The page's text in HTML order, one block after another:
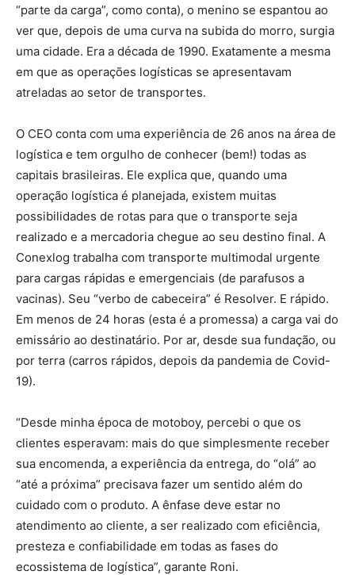
“parte da carga”, como conta), o menino se espantou ao
ver que, depois de uma curva na subida do morro, surgia
uma cidade. Era a década de 1990. Exatamente a mesma
em que as operações logísticas se apresentavam
atreladas ao setor de transportes.
O CEO conta com uma experiência de 26 anos na área de
logística e tem orgulho de conhecer (bem!) todas as
capitais brasileiras. Ele explica que, quando uma
operação logística é planejada, existem muitas
possibilidades de rotas para que o transporte seja
realizado e a mercadoria chegue ao seu destino final. A
Conexlog trabalha com transporte multimodal urgente
para cargas rápidas e emergenciais (de parafusos a
vacinas). Seu “verbo de cabeceira” é Resolver. E rápido.
Em menos de 24 horas (esta é a promessa) a carga vai do
emissário ao destinatário. Por ar, desde sua fundação, ou
por terra (carros rápidos, depois da pandemia de Covid-
19).
“Desde minha época de motoboy, percebi o que os
clientes esperavam: mais do que simplesmente receber
sua encomenda, a experiência da entrega, do “olá” ao
“até a próxima” precisava fazer um sentido além do
cuidado com o produto. A ênfase deve estar no
atendimento ao cliente, a ser realizado com eficiência,
presteza e confiabilidade em todas as fases do
ecossistema de logística”, garante Roni.